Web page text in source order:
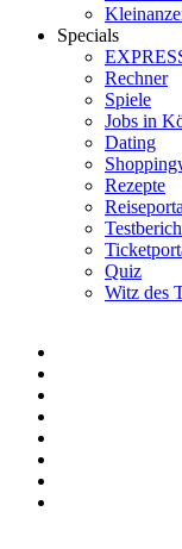
Specials
Rechner
Spiele
Jobs in
Dating
Rezepte
Quiz
Witz des